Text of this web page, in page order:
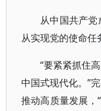
从中国共产
从实现党的使命任
“要紧紧抓住
中国式现代化。”
推动高质量发展，